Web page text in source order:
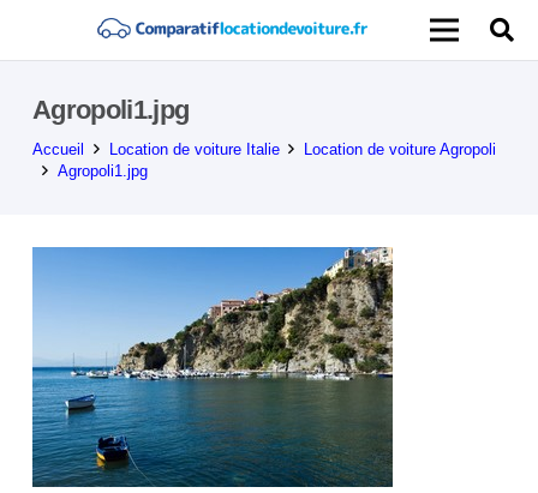
Agropoli1.jpg
Accueil Location de voiture Italie
Location de voiture Agropoli
Agropoli1.jpg